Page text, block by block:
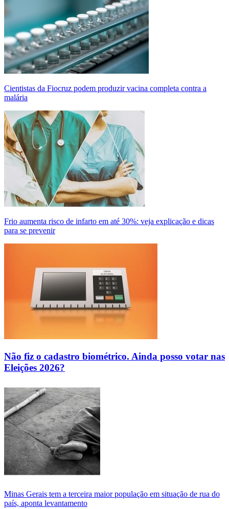
Cientistas da Fiocruz podem produzir vacina completa contra a
malária
Frio aumenta risco de infarto em até 30%: veja explicação e dicas
para se prevenir
Não fiz o cadastro biométrico. Ainda posso votar nas
Eleições 2026?
Minas Gerais tem a terceira maior população em situação de rua do
país, aponta levantamento